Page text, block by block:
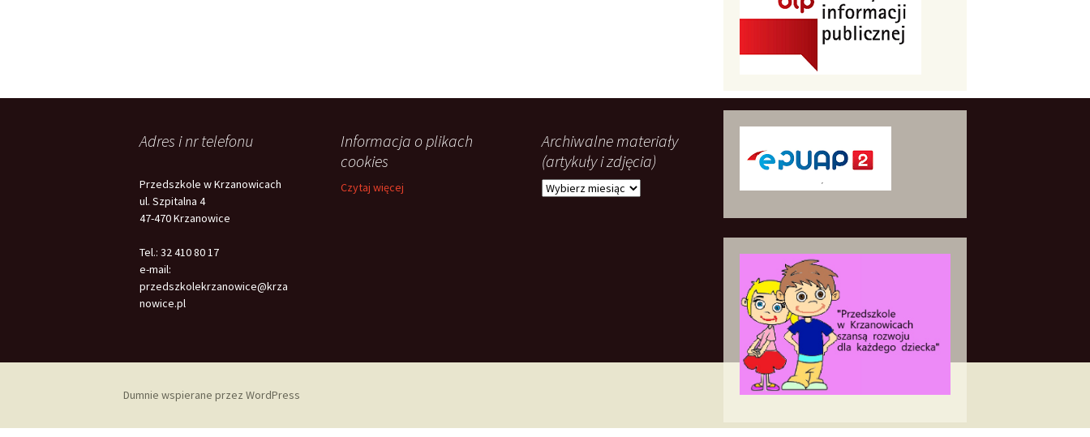
Adres i nr telefonu
Przedszkole w Krzanowicach
ul. Szpitalna 4
47-470 Krzanowice
Tel.: 32 410 80 17
e-mail:
przedszkolekrzanowice@krza
nowice.pl
Informacja o plikach
cookies
Czytaj więcej
Archiwalne materiały
(artykuły i zdjęcia)
Archiwalne
Dumnie wspierane przez WordPress